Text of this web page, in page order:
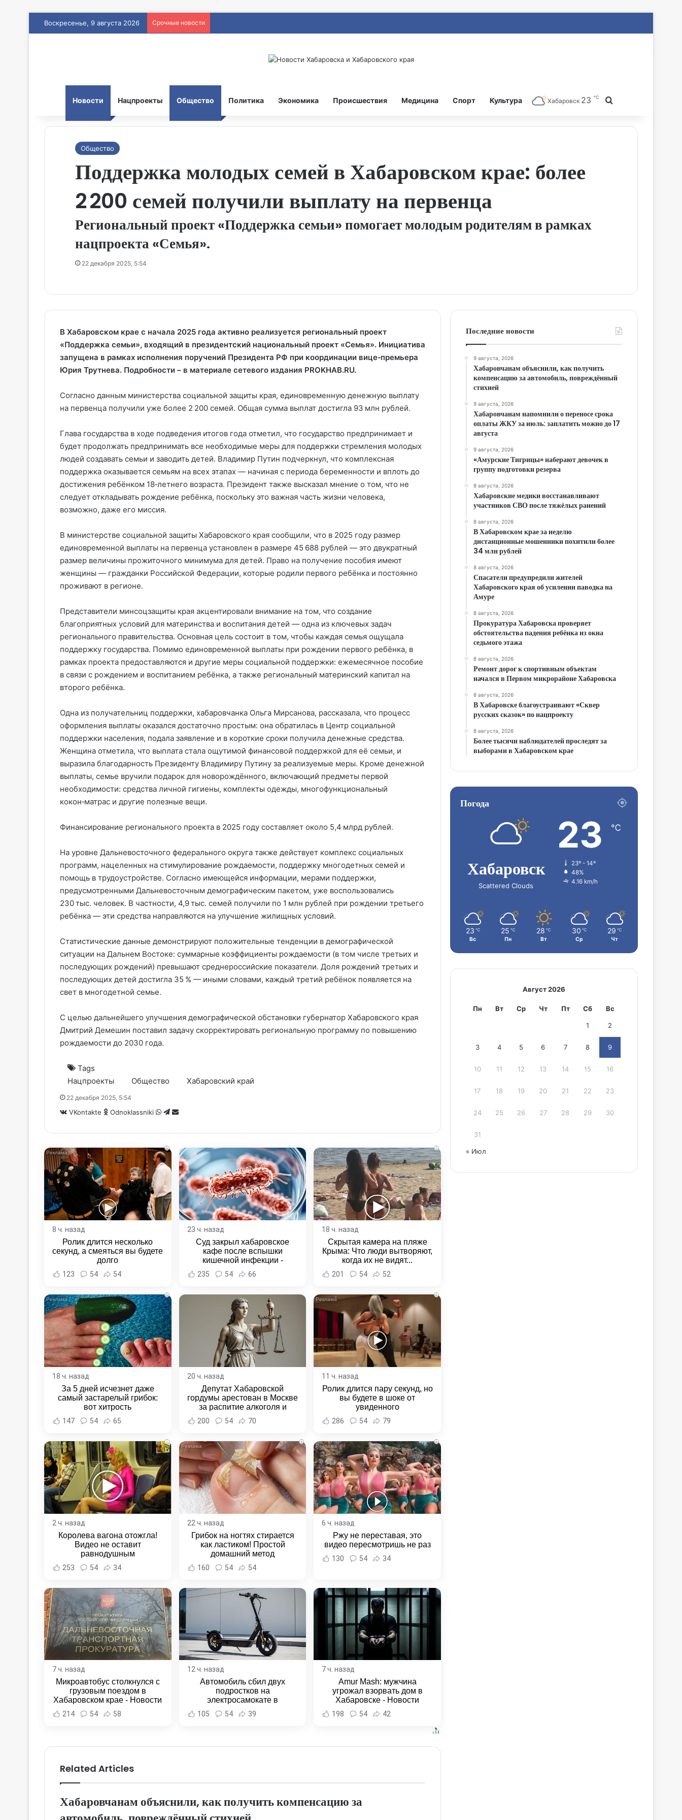
Воскресенье, 9 августа 2026 Срочные новости
Новости Нацпроекты Общество Политика Экономика Происшествия Медицина Спорт Культура Хабаровск 23 ℃
Общество
Поддержка молодых семей в Хабаровском крае: более
2 200 семей получили выплату на первенца
Региональный проект «Поддержка семьи» помогает молодым родителям в рамках
нацпроекта «Семья».
22 декабря 2025, 5:54
В Хабаровском крае с начала 2025 года активно реализуется региональный проект
«Поддержка семьи», входящий в президентский национальный проект «Семья». Инициатива
запущена в рамках исполнения поручений Президента РФ при координации вице‑премьера
Юрия Трутнева. Подробности – в материале сетевого издания PROKHAB.RU.
Согласно данным министерства социальной защиты края, единовременную денежную выплату
на первенца получили уже более 2 200 семей. Общая сумма выплат достигла 93 млн рублей.
Глава государства в ходе подведения итогов года отметил, что государство предпринимает и
будет продолжать предпринимать все необходимые меры для поддержки стремления молодых
людей создавать семьи и заводить детей. Владимир Путин подчеркнул, что комплексная
поддержка оказывается семьям на всех этапах — начиная с периода беременности и вплоть до
достижения ребёнком 18‑летнего возраста. Президент также высказал мнение о том, что не
следует откладывать рождение ребёнка, поскольку это важная часть жизни человека,
возможно, даже его миссия.
В министерстве социальной защиты Хабаровского края сообщили, что в 2025 году размер
единовременной выплаты на первенца установлен в размере 45 688 рублей — это двукратный
размер величины прожиточного минимума для детей. Право на получение пособия имеют
женщины — гражданки Российской Федерации, которые родили первого ребёнка и постоянно
проживают в регионе.
Представители минсоцзащиты края акцентировали внимание на том, что создание
благоприятных условий для материнства и воспитания детей — одна из ключевых задач
регионального правительства. Основная цель состоит в том, чтобы каждая семья ощущала
поддержку государства. Помимо единовременной выплаты при рождении первого ребёнка, в
рамках проекта предоставляются и другие меры социальной поддержки: ежемесячное пособие
в связи с рождением и воспитанием ребёнка, а также региональный материнский капитал на
второго ребёнка.
Одна из получательниц поддержки, хабаровчанка Ольга Мирсанова, рассказала, что процесс
оформления выплаты оказался достаточно простым: она обратилась в Центр социальной
поддержки населения, подала заявление и в короткие сроки получила денежные средства.
Женщина отметила, что выплата стала ощутимой финансовой поддержкой для её семьи, и
выразила благодарность Президенту Владимиру Путину за реализуемые меры. Кроме денежной
выплаты, семье вручили подарок для новорождённого, включающий предметы первой
необходимости: средства личной гигиены, комплекты одежды, многофункциональный
кокон‑матрас и другие полезные вещи.
Финансирование регионального проекта в 2025 году составляет около 5,4 млрд рублей.
На уровне Дальневосточного федерального округа также действует комплекс социальных
программ, нацеленных на стимулирование рождаемости, поддержку многодетных семей и
помощь в трудоустройстве. Согласно имеющейся информации, мерами поддержки,
предусмотренными Дальневосточным демографическим пакетом, уже воспользовались
230 тыс. человек. В частности, 4,9 тыс. семей получили по 1 млн рублей при рождении третьего
ребёнка — эти средства направляются на улучшение жилищных условий.
Статистические данные демонстрируют положительные тенденции в демографической
ситуации на Дальнем Востоке: суммарные коэффициенты рождаемости (в том числе третьих и
последующих рождений) превышают среднероссийские показатели. Доля рождений третьих и
последующих детей достигла 35 % — иными словами, каждый третий ребёнок появляется на
свет в многодетной семье.
С целью дальнейшего улучшения демографической обстановки губернатор Хабаровского края
Дмитрий Демешин поставил задачу скорректировать региональную программу по повышению
рождаемости до 2030 года.
Tags
Нацпроекты
Общество Хабаровский край
22 декабря 2025, 5:54
VKontakte Odnoklassniki WhatsApp
Telegram
Share
Email
i
8 ч. назад
Ролик длится несколько
секунд, а смеяться вы будете
долго
123 54 54
23 ч. назад
Суд закрыл хабаровское
кафе после вспышки
кишечной инфекции -
Новости Хабаровска и
Хабаровского края
235 54 66
i
18 ч. назад
Скрытая камера на пляже
Крыма: Что люди вытворяют,
когда их не видят...
201 54 52
i
18 ч. назад
За 5 дней исчезнет даже
самый застарелый грибок:
вот хитрость
147 54 65
20 ч. назад
Депутат Хабаровской
гордумы арестован в Москве
за распитие алкоголя и
неповиновение полиции -
Новости Хабаровска и
200 54 70
i
11 ч. назад
Ролик длится пару секунд, но
вы будете в шоке от
увиденного
286 54 79
i
2 ч. назад
Королева вагона отожгла!
Видео не оставит
равнодушным
253 54 34
i
22 ч. назад
Грибок на ногтях стирается
как ластиком! Простой
домашний метод
160 54 54
i
6 ч. назад
Ржу не переставая, это
видео пересмотришь не раз
130 54 34
7 ч. назад
Микроавтобус столкнулся с
грузовым поездом в
Хабаровском крае - Новости
Хабаровска и Хабаровского
края
214 54 58
12 ч. назад
Автомобиль сбил двух
подростков на
электросамокате в
Комсомольске-на-Амуре -
Новости Хабаровска и
105 54 39
7 ч. назад
Amur Mash: мужчина
угрожал взорвать дом в
Хабаровске - Новости
Хабаровска и Хабаровского
края
198 54 42
Related Articles
Хабаровчанам объяснили, как получить компенсацию за
Последние новости
9 августа, 2026
Хабаровчанам объяснили, как получить
компенсацию за автомобиль, повреждённый
стихией
9 августа, 2026
Хабаровчанам напомнили о переносе срока
оплаты ЖКУ за июль: заплатить можно до 17
августа
9 августа, 2026
«Амурские Тигрицы» наберают девочек в
группу подготовки резерва
8 августа, 2026
Хабаровские медики восстанавливают
участников СВО после тяжёлых ранений
8 августа, 2026
В Хабаровском крае за неделю
дистанционные мошенники похитили более
34 млн рублей
8 августа, 2026
Спасатели предупредили жителей
Хабаровского края об усилении паводка на
Амуре
8 августа, 2026
Прокуратура Хабаровска проверяет
обстоятельства падения ребёнка из окна
седьмого этажа
8 августа, 2026
Ремонт дорог к спортивным объектам
начался в Первом микрорайоне Хабаровска
8 августа, 2026
В Хабаровске благоустраивают «Сквер
русских сказок» по нацпроекту
8 августа, 2026
Более тысячи наблюдателей проследят за
выборами в Хабаровском крае
Погода
Хабаровск
Scattered Clouds
23 ℃
23º - 14º
48%
4.16 km/h
23 ℃
Вс
25 ℃
Пн
28 ℃
Вт
30 ℃
Ср
29 ℃
Чт
Август 2026
Пн Вт Ср Чт Пт Сб Вс
1 2
3 4 5 6 7 8 9
10 11 12 13 14 15 16
17 18 19 20 21 22 23
24 25 26 27 28 29 30
31
« Июл